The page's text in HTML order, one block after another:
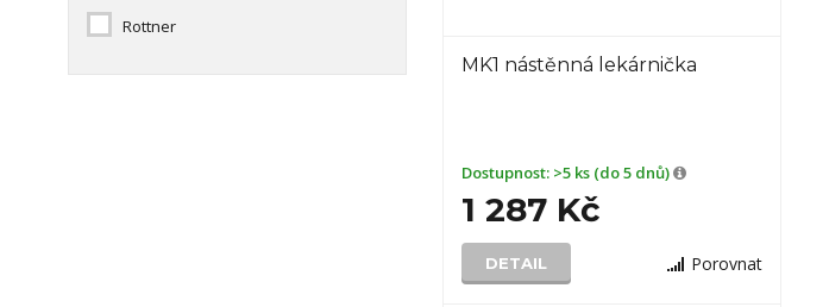
Rottner
MK1 nástěnná lekárnička
Dostupnost: >5 ks (do 5 dnů)
1 287 Kč
DETAIL Porovnat